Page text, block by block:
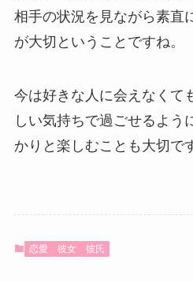
相手の状況を見ながら素直
が大切ということですね。
今は好きな人に会えなくて
しい気持ちで過ごせるよう
かりと楽しむことも大切で
恋愛 彼女 彼氏